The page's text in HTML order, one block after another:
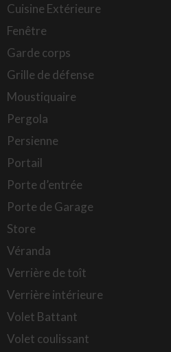
Cuisine Extérieure
Fenêtre
Garde corps
Grille de défense
Moustiquaire
Pergola
Persienne
Portail
Porte d’entrée
Porte de Garage
Store
Véranda
Verrière de toît
Verrière intérieure
Volet Battant
Volet coulissant